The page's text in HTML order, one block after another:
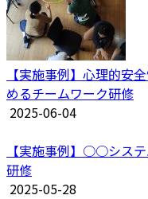
【実施事例】心理的安
めるチームワーク研修
2025-06-04
【実施事例】○○シス
研修
2025-05-28